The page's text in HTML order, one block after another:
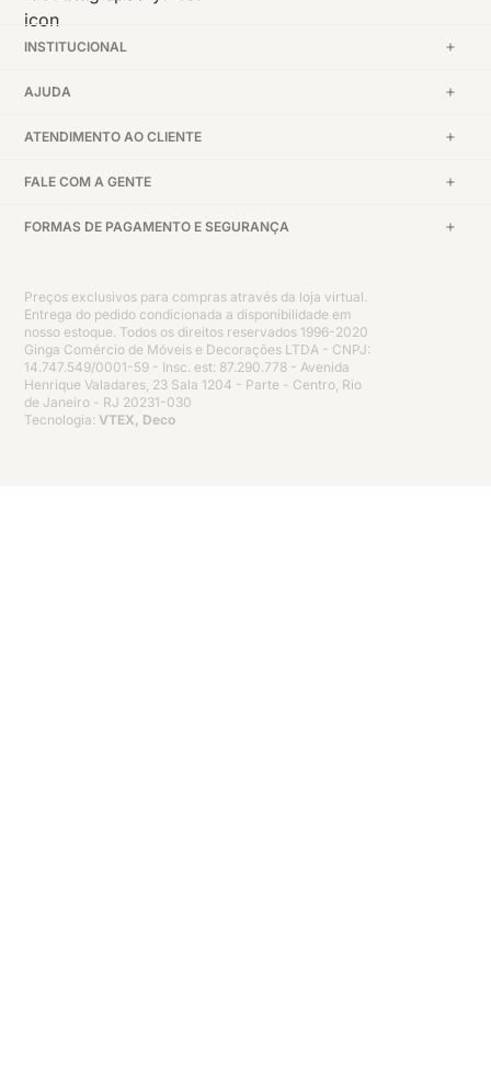
INSTITUCIONAL
AJUDA
ATENDIMENTO AO CLIENTE
FALE COM A GENTE
FORMAS DE PAGAMENTO E SEGURANÇA
Preços exclusivos para compras através da loja virtual.
Entrega do pedido condicionada a disponibilidade em
nosso estoque. Todos os direitos reservados 1996-2020
Ginga Comércio de Móveis e Decorações LTDA - CNPJ:
14.747.549/0001-59 - Insc. est: 87.290.778 - Avenida
Henrique Valadares, 23 Sala 1204 - Parte - Centro, Rio
de Janeiro - RJ 20231-030
Tecnologia: VTEX, Deco